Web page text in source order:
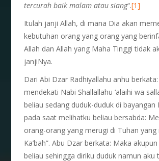
tercurah baik malam atau siang“.[1]
Itulah janji Allah, di mana Dia akan
kebutuhan orang yang orang yang
Allah dan Allah yang Maha Tinggi tidak
janjiNya.
Dari Abi Dzar Radhiyallahu anhu
mendekati Nabi Shallallahu ‘alaihi wa
beliau sedang duduk-duduk di bayangan
pada saat melihatku beliau bersabda:
orang-orang yang merugi di Tuhan yang
Ka’bah”. Abu Dzar berkata: Maka
beliau sehingga diriku duduk namun aku